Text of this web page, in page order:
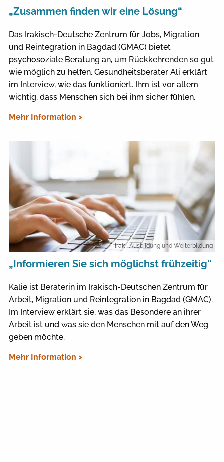
„Zusammen finden wir eine Lösung“
Das Irakisch-Deutsche Zentrum für Jobs, Migration
und Reintegration in Bagdad (GMAC) bietet
psychosoziale Beratung an, um Rückkehrenden so gut
wie möglich zu helfen. Gesundheitsberater Ali erklärt
im Interview, wie das funktioniert. Ihm ist vor allem
wichtig, dass Menschen sich bei ihm sicher fühlen.
Mehr Information >
Irak| Ausbildung und Weiterbildung
„Informieren Sie sich möglichst frühzeitig“
Kalie ist Beraterin im Irakisch-Deutschen Zentrum für
Arbeit, Migration und Reintegration in Bagdad (GMAC).
Im Interview erklärt sie, was das Besondere an ihrer
Arbeit ist und was sie den Menschen mit auf den Weg
geben möchte.
Mehr Information >